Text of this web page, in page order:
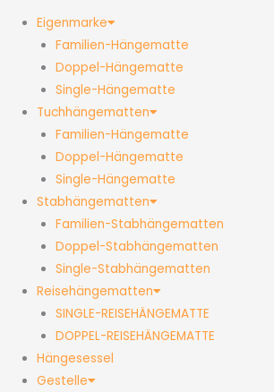
Eigenmarke
Familien-Hängematte
Doppel-Hängematte
Single-Hängematte
Tuchhängematten
Familien-Hängematte
Doppel-Hängematte
Single-Hängematte
Stabhängematten
Familien-Stabhängematten
Doppel-Stabhängematten
Single-Stabhängematten
Reisehängematten
SINGLE-REISEHÄNGEMATTE
DOPPEL-REISEHÄNGEMATTE
Hängesessel
Gestelle